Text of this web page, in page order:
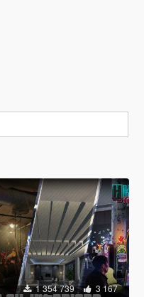
1 354 739 3 167